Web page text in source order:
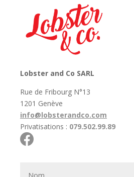
Lobster and Co SARL
Rue de Fribourg N°13
1201 Genève
info@lobsterandco.com
Privatisations : 079.502.99.89